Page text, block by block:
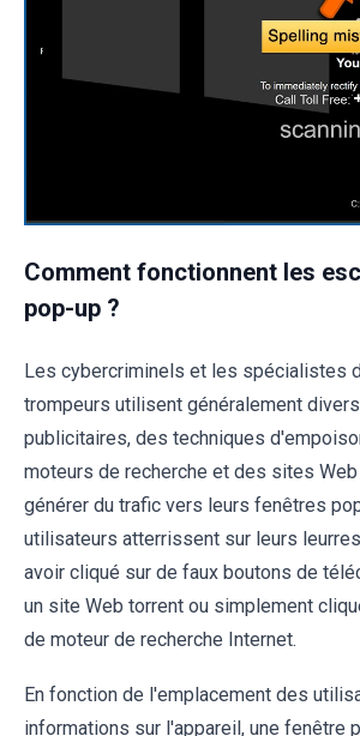
Comment fonctionnent les
pop-up ?
Les cybercriminels et les spécialistes
trompeurs utilisent généralement
publicitaires, des techniques
moteurs de recherche et des sites
générer du trafic vers leurs fenêtres
utilisateurs atterrissent sur leurs
avoir cliqué sur de faux boutons de
un site Web torrent ou simplement
de moteur de recherche Internet.
En fonction de l'emplacement des
informations sur l'appareil, une fenêtre